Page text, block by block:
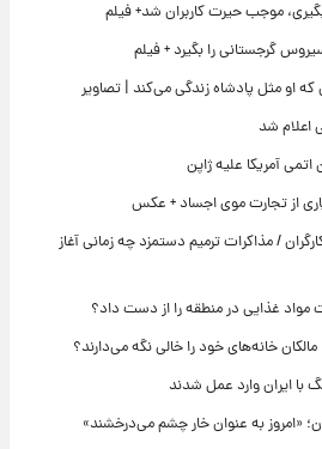
موجب حیرت کاربران شد+ فیلم
گرجستانی را بگیرد + فیلم
او مثل پادشاه زندگی می‌کند | تصاویر
اعلام شد
اتمی آمریکا علیه ژاپن
از تجارت موی اجساد + عکس
/ مذاکرات ترمیم دستمزد چه زمانی آغاز
مواد غذایی در منطقه را از دست داد؟
خانه‌های خود را خالی نگه می‌دارند؟
«امروز به عنوان خار چشم می‌درخشند»